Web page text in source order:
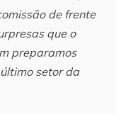
de frente
que o
preparamos
setor da